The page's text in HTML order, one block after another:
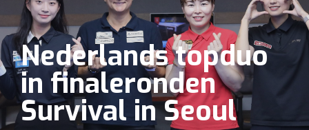
Nederlands topduo
in finaleronden
Survival in Seoul